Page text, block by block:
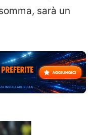
sarà un